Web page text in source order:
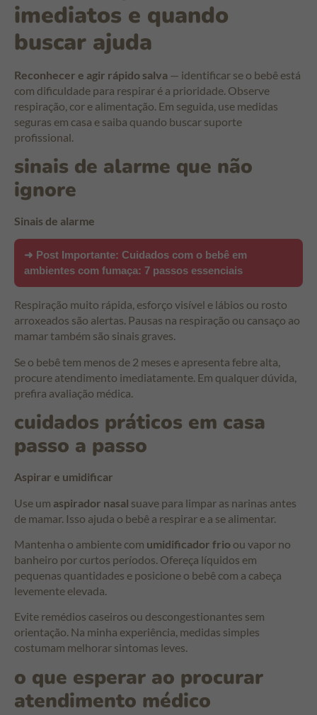
imediatos e quando
buscar ajuda
Reconhecer e agir rápido salva — identificar se o bebê está
com dificuldade para respirar é a prioridade. Observe
respiração, cor e alimentação. Em seguida, use medidas
seguras em casa e saiba quando buscar suporte
profissional.
sinais de alarme que não
ignore
Sinais de alarme
➜ Post Importante: Cuidados com o bebê em
ambientes com fumaça: 7 passos essenciais
Respiração muito rápida, esforço visível e lábios ou rosto
arroxeados são alertas. Pausas na respiração ou cansaço ao
mamar também são sinais graves.
Se o bebê tem menos de 2 meses e apresenta febre alta,
procure atendimento imediatamente. Em qualquer dúvida,
prefira avaliação médica.
cuidados práticos em casa
passo a passo
Aspirar e umidificar
Use um aspirador nasal suave para limpar as narinas antes
de mamar. Isso ajuda o bebê a respirar e a se alimentar.
Mantenha o ambiente com umidificador frio ou vapor no
banheiro por curtos períodos. Ofereça líquidos em
pequenas quantidades e posicione o bebê com a cabeça
levemente elevada.
Evite remédios caseiros ou descongestionantes sem
orientação. Na minha experiência, medidas simples
costumam melhorar sintomas leves.
o que esperar ao procurar
atendimento médico